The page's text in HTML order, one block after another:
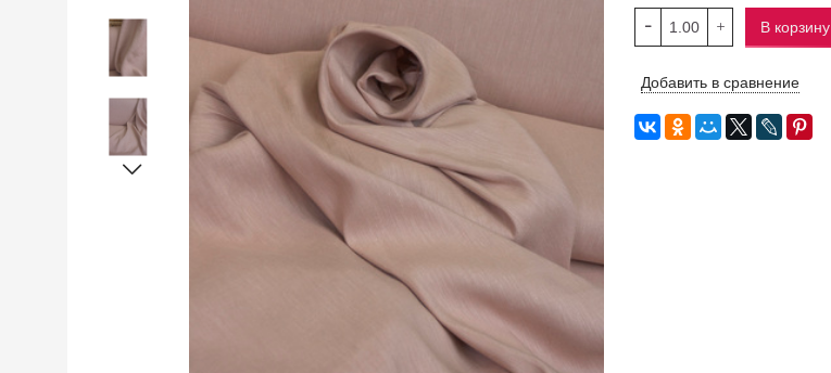
В корзину
Добавить в сравнение